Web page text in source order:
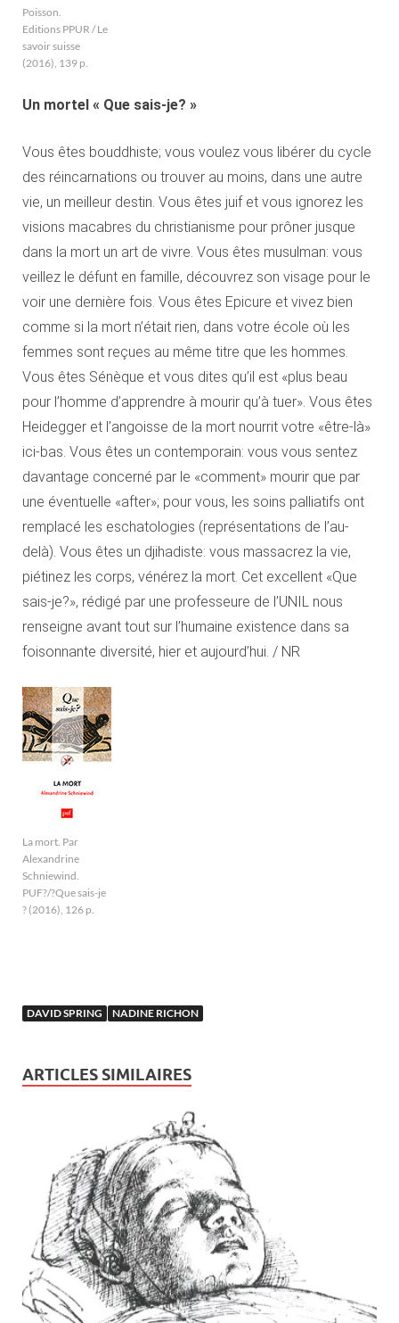
Poisson.
Editions PPUR / Le
savoir suisse
(2016), 139 p.
Un mortel « Que sais-je? »
Vous êtes bouddhiste; vous voulez vous libérer du cycle
des réincarnations ou trouver au moins, dans une autre
vie, un meilleur destin. Vous êtes juif et vous ignorez les
visions macabres du christianisme pour prôner jusque
dans la mort un art de vivre. Vous êtes musulman: vous
veillez le défunt en famille, découvrez son visage pour le
voir une dernière fois. Vous êtes Epicure et vivez bien
comme si la mort n’était rien, dans votre école où les
femmes sont reçues au même titre que les hommes.
Vous êtes Sénèque et vous dites qu’il est «plus beau
pour l’homme d’apprendre à mourir qu’à tuer». Vous êtes
Heidegger et l’angoisse de la mort nourrit votre «être-là»
ici-bas. Vous êtes un contemporain: vous vous sentez
davantage concerné par le «comment» mourir que par
une éventuelle «after»; pour vous, les soins palliatifs ont
remplacé les eschatologies (représentations de l’au-
delà). Vous êtes un djihadiste: vous massacrez la vie,
piétinez les corps, vénérez la mort. Cet excellent «Que
sais-je?», rédigé par une professeure de l’UNIL nous
renseigne avant tout sur l’humaine existence dans sa
foisonnante diversité, hier et aujourd’hui. / NR
La mort. Par
Alexandrine
Schniewind.
PUF?/?Que sais-je
? (2016), 126 p.
DAVID SPRING NADINE RICHON
ARTICLES SIMILAIRES